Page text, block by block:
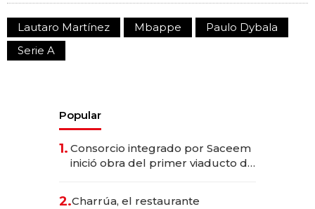
Lautaro Martínez Mbappe
Paulo Dybala
Serie A
Popular
1. Consorcio integrado por Saceem
inició obra del primer viaducto de
2.Charrúa, el restaurante